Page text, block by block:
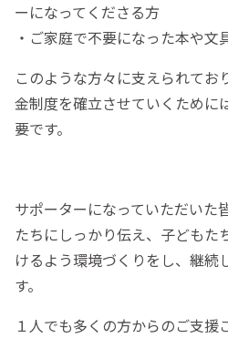
ーになってくださる方
・ご家庭で不要になった本や
このような方々に支えられてお
金制度を確立させていくために
要です。
サポーターになっていただいた
たちにしっかり伝え、子どもた
けるよう環境づくりをし、継続
す。
１人でも多くの方からのご支援